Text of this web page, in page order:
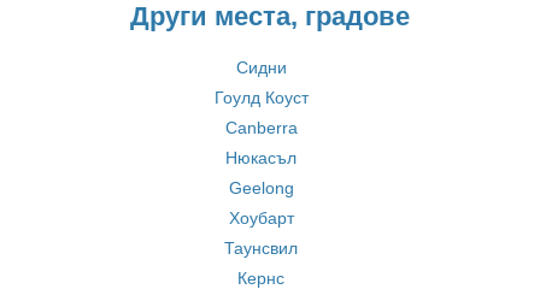
Други места, градове
Сидни
Гоулд Коуст
Canberra
Нюкасъл
Geelong
Хоубарт
Таунсвил
Кернс